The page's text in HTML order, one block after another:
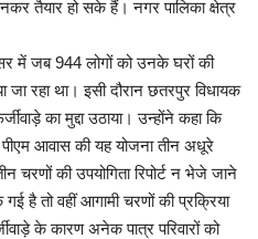
तैयार हो सके हैं। नगर पालिका क्षेत्र
में जब 944 लोगों को उनके घरों की
जा रहा था। इसी दौरान छतरपुर विधायक
का मुद्दा उठाया। उन्होंने कहा कि
आवास की यह योजना तीन अधूरे
की उपयोगिता रिपोर्ट न भेजे जाने
है तो वहीं आगामी चरणों की प्रक्रिया
के कारण अनेक पात्र परिवारों को